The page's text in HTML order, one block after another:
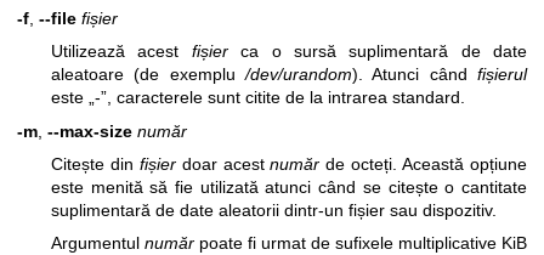
-f --file fișier
Utilizează acest fișierca o sursă suplimentară de date
aleatoare (de exemplu/dev/urandom). Atunci când fișierul
este „-”, caracterele sunt citite de la intrarea standard.
-m --max-size număr
Citește din fișierdoar acestnumăr de octeți. Această opțiune
este menită să fie utilizată atunci când se citește o cantitate
suplimentară de date aleatorii dintr-un fișier sau dispozitiv.
Argumentul număr poate fi urmat de sufixele multiplicative KiB